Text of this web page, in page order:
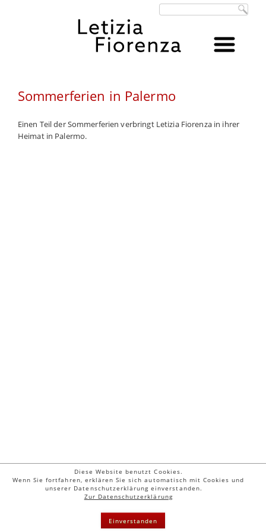
Suchbegriffe
Sommerferien in Palermo
Einen Teil der Sommerferien verbringt Letizia Fiorenza in ihrer
Heimat in Palermo.
© 2026 Letizia Fiorenza | Guschstr. 52 | CH - 8610 Uster | Tel. & Fax: 0041
mail@letizia-fiorenza.com
|Sitemap| Stand: 11.06.2026
Diese Website benutzt Cookies.
Wenn Sie fortfahren, erklären Sie sich automatisch mit Cookies und
unserer Datenschutzerklärung einverstanden.
Zur Datenschutzerklärung
Einverstanden